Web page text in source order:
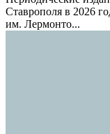
Ставрополя в 2026
им. Лермонто...